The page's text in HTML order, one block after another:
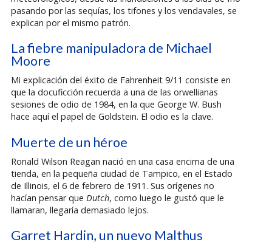
pasando por las sequías, los tifones y los vendavales, se
explican por el mismo patrón.
La fiebre manipuladora de Michael
Moore
Mi explicación del éxito de Fahrenheit 9/11 consiste en
que la docuficción recuerda a una de las orwellianas
sesiones de odio de 1984, en la que George W. Bush
hace aquí el papel de Goldstein. El odio es la clave.
Muerte de un héroe
Ronald Wilson Reagan nació en una casa encima de una
tienda, en la pequeña ciudad de Tampico, en el Estado
de Illinois, el 6 de febrero de 1911. Sus orígenes no
hacían pensar que Dutch, como luego le gustó que le
llamaran, llegaría demasiado lejos.
Garret Hardin, un nuevo Malthus